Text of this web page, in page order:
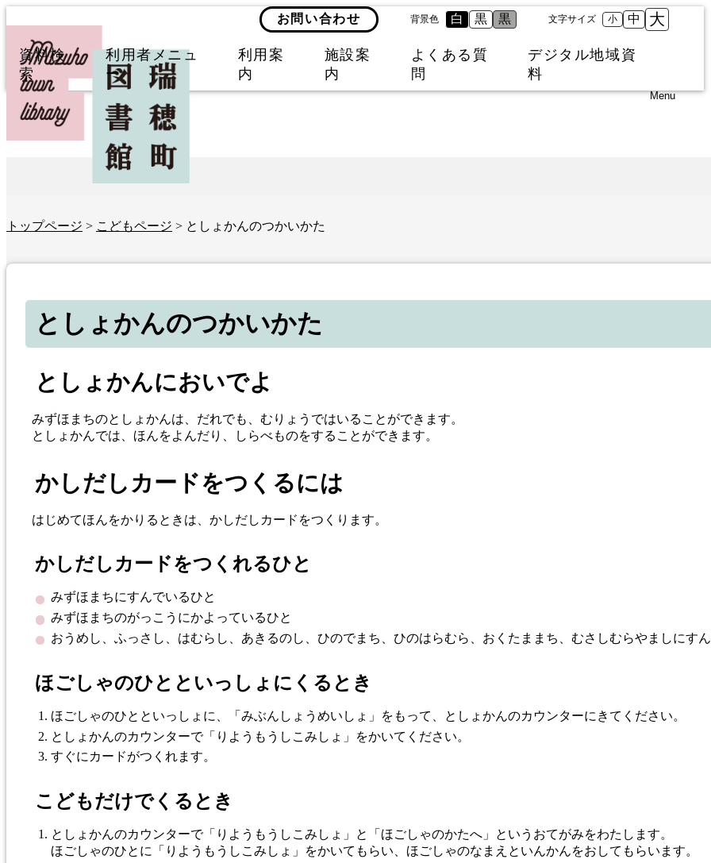
お問い合わせ 背景色 白 黒 黒 文字サイズ 小 中 大
資料検
索
利用者メニュ
ー
利用案
内
施設案
内
よくある質
問
デジタル地域資
料
Menu
トップページ > こどもページ > としょかんのつかいかた
としょかんのつかいかた
としょかんにおいでよ
みずほまちのとしょかんは、だれでも、むりょうではいることができます。
としょかんでは、ほんをよんだり、しらべものをすることができます。
かしだしカードをつくるには
はじめてほんをかりるときは、かしだしカードをつくります。
かしだしカードをつくれるひと
みずほまちにすんでいるひと
みずほまちのがっこうにかよっているひと
おうめし、ふっさし、はむらし、あきるのし、ひのでまち、ひのはらむら、おくたままち、むさしむらやましにす
ほごしゃのひとといっしょにくるとき
ほごしゃのひとといっしょに、「みぶんしょうめいしょ」をもって、としょかんのカウンターにきてください。
としょかんのカウンターで「りようもうしこみしょ」をかいてください。
すぐにカードがつくれます。
こどもだけでくるとき
としょかんのカウンターで「りようもうしこみしょ」と「ほごしゃのかたへ」というおてがみをわたします。
ほごしゃのひとに「りようもうしこみしょ」をかいてもらい、ほごしゃのなまえといんかんをおしてもらいます。